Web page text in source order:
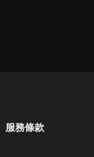
服務條款